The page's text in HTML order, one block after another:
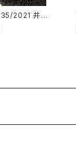
2021 井原